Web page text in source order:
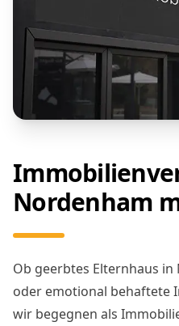
Nordenham
Ob geerbtes Elternhaus
oder emotional behaftete
wir begegnen als